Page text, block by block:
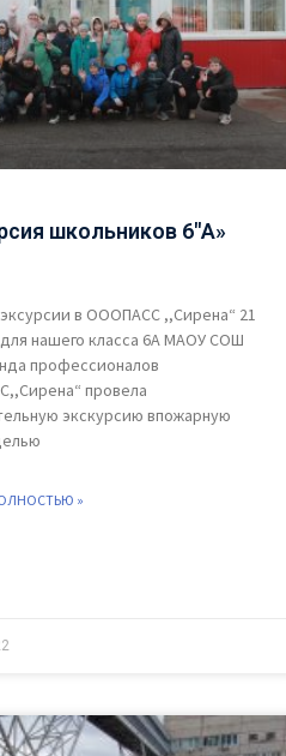
школьников 6″А»
в OOOПАСС ,,Сирена“ 21
нашего класса 6А МАОУ СОШ
профессионалов
провела
экскурсию впожарную
»